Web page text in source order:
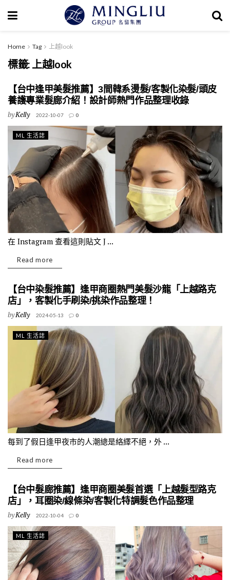
Home Tag 上越look
標籤: 上越look
【台中逢甲美髮推薦】3間韓系燙髮/客製化染髮/頭皮
養護專業髮廊介紹！設計師熱門作品整理收錄
byKelly 2022-10-07 0
ML 生活誌
在 Instagram 查看這則貼文 J ...
Read more
【台中染髮推薦】逢甲商圈熱門美髮沙龍「上越路克
店」，客製化手刷染/挑染作品整理！
byKelly 2024-05-13 0
ML 生活誌
每到了假日逢甲夜市的人潮總是絡繹不絕，外 ...
Read more
【台中髮廊推薦】逢甲商圈美髮首選「上越髮型路克
店」，耳圈染/線條染/客製化特調髮色作品整理
byKelly 2022-10-04 0
ML 生活誌